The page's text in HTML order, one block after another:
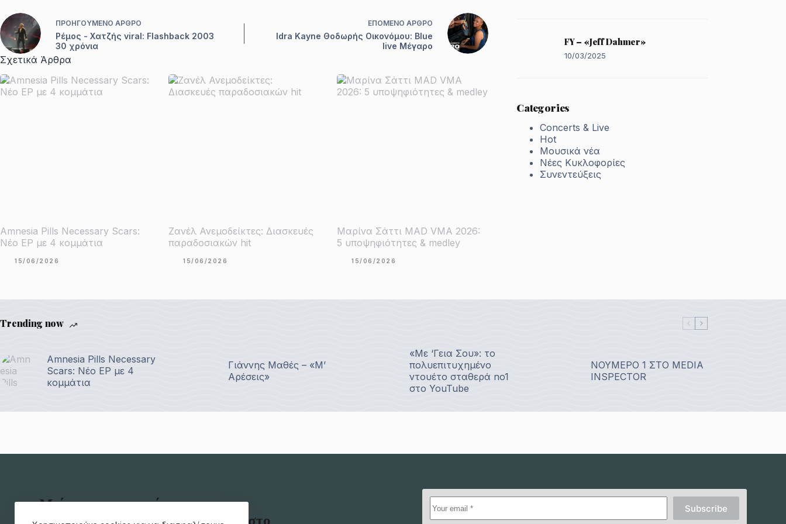
ΠΡΟΗΓΟΎΜΕΝΟ ΆΡΘΡΟ
Ρέμος - Χατζής viral: Flashback 2003
30 χρόνια
ΕΠΌΜΕΝΟ ΆΡΘΡΟ
Idra Kayne Θοδωρής Οικονόμου: Blue
live Μέγαρο
Σχετικά Άρθρα
Amnesia Pills Necessary Scars:
Νέο EP με 4 κομμάτια
15/06/2026
Ζανέλ Ανεμοδείκτες: Διασκευές
παραδοσιακών hit
15/06/2026
Μαρίνα Σάττι MAD VMA 2026:
5 υποψηφιότητες & medley
15/06/2026
FY – «Jeff Dahmer»
10/03/2025
Categories
Concerts & Live
Hot
Μουσικά νέα
Νέες Κυκλοφορίες
Συνεντεύξεις
Trending now
Amnesia Pills Necessary
Scars: Νέο EP με 4
κομμάτια
Γιάννης Μαθές – «Μ’
Αρέσεις»
«Με ‘Γεια Σου»: το
πολυεπιτυχημένο
ντουέτο σταθερά no1
στο YouTube
ΝΟΥΜΕΡΟ 1 ΣΤΟ MEDIA
INSPECTOR
Μείνετε ενημερωμένοι για τα
τελευταία μουσικά νέα απευθείας στο
Subscribe